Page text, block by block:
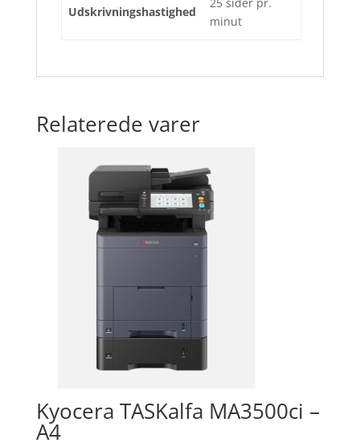
Udskrivningshastighed
minut
Relaterede varer
Kyocera TASKalfa MA3500ci –
A4